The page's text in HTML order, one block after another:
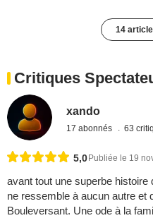
14
Critiques
xando
17 abonnés 63
5,0Publiée le 19
avant tout une superbe
ne ressemble à aucun autre et
Bouleversant. Une ode à la